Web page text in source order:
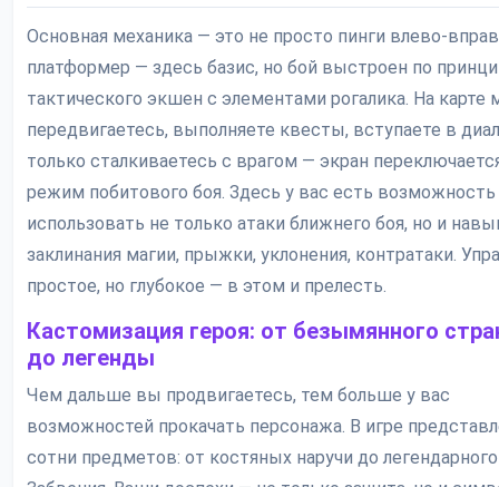
Основная механика — это не просто пинги влево-
платформер — здесь базис, но бой выстроен по
тактического экшен с элементами рогалика. На карте
передвигаетесь, выполняете квесты, вступаете в
только сталкиваетесь с врагом — экран
режим побитового боя. Здесь у вас есть возможность
использовать не только атаки ближнего боя, но и
заклинания магии, прыжки, уклонения, контратаки.
простое, но глубокое — в этом и прелесть.
Кастомизация героя: от безымянного
до легенды
Чем дальше вы продвигаетесь, тем больше у вас
возможностей прокачать персонажа. В игре
сотни предметов: от костяных наручи до